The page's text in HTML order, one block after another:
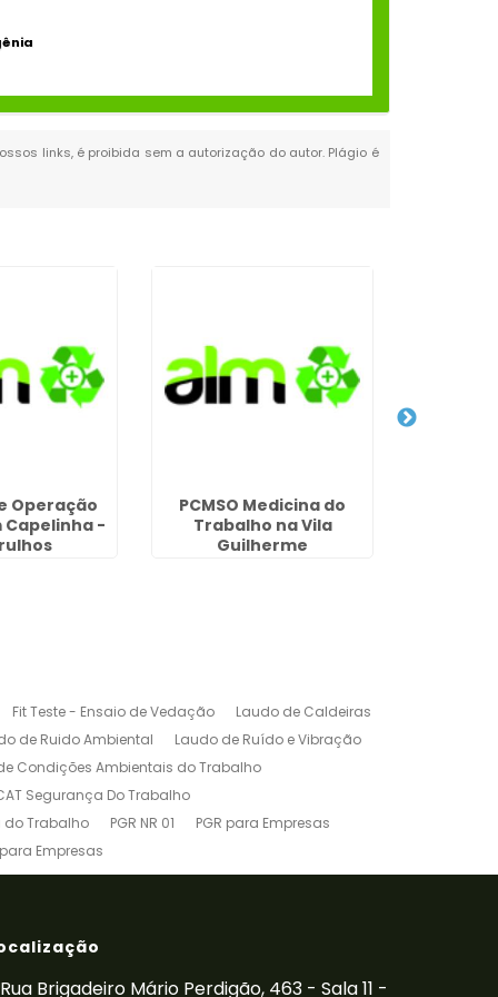
links, é proibida sem a autorização do autor. Plágio é
Operação
Capelinha -
PCMSO Medicina do
Trabalho na Vila
Guilherme
Fit Teste - Ensaio de Vedação
Laudo de Caldeiras
de Ruido Ambiental
Laudo de Ruído e Vibração
Condições Ambientais do Trabalho
Segurança Do Trabalho
do Trabalho PGR NR 01
PGR para Empresas
Empresas
para Empresas
Treinamento de Cipa
Rua Brigadeiro Mário Perdigão, 463 - Sala 11 -